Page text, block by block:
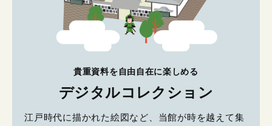
貴重資料を自由自在に楽しめる
デジタルコレクション
江戸時代に描かれた絵図など、当館が時を越えて集